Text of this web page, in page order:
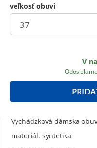
veľkosť obuvi
V
Vychádzková dámska
materiál: syntetika